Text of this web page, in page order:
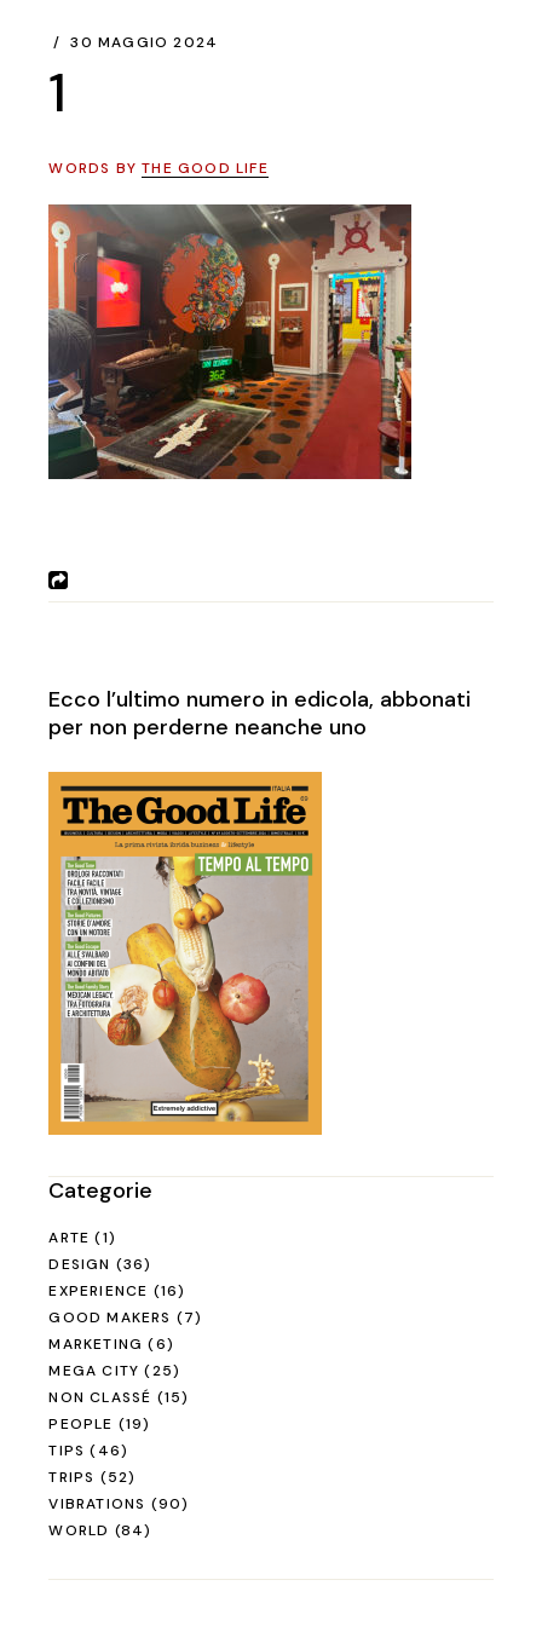
30 MAGGIO 2024
1
WORDS BYTHE GOOD LIFE
Ecco l’ultimo numero in edicola, abbonati
per non perderne neanche uno
Categorie
ARTE (1)
DESIGN (36)
EXPERIENCE (16)
GOOD MAKERS (7)
MARKETING (6)
MEGA CITY (25)
NON CLASSÉ (15)
PEOPLE (19)
TIPS (46)
TRIPS (52)
VIBRATIONS (90)
WORLD (84)